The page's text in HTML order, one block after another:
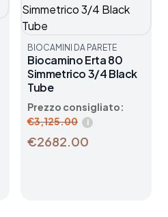
BIOCAMINI DA PARETE
Biocamino Erta 80
Simmetrico 3/4 Black
Tube
Prezzo consigliato:
€3,125.00 i
€2682.00